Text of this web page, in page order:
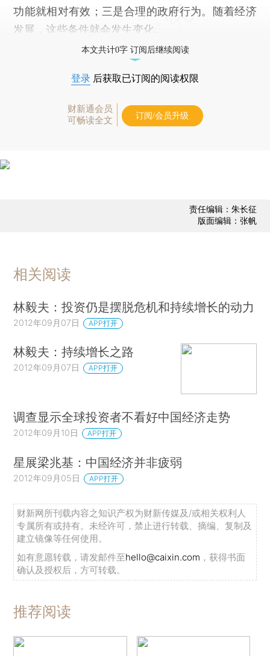
功能就相对有效；三是合理的政府行为。随着经济
发展，这些条件就会发生变化。
本文共计0字 订阅后继续阅读
登录 后获取已订阅的阅读权限
财新通会员
可畅读全文
订阅/会员升级
责任编辑：朱长征
版面编辑：张帆
相关阅读
林毅夫：投资仍是摆脱危机和持续增长的动力
2012年09月07日 APP打开
林毅夫：持续增长之路
2012年09月07日 APP打开
调查显示全球投资者不看好中国经济走势
2012年09月10日 APP打开
星展梁兆基：中国经济并非疲弱
2012年09月05日 APP打开
财新网所刊载内容之知识产权为财新传媒及/或相关权利人
专属所有或持有。未经许可，禁止进行转载、摘编、复制及
建立镜像等任何使用。
如有意愿转载，请发邮件至hello@caixin.com ，获得书面
确认及授权后，方可转载。
推荐阅读